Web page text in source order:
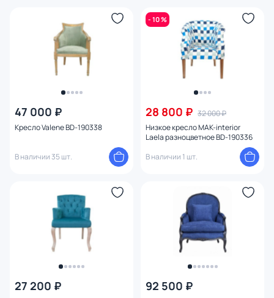
47 000 ₽
Кресло Valene BD-190338
В наличии 35 шт.
- 10 %
28 800 ₽ 32 000 ₽
Низкое кресло MAK-interior
Laela разноцветное BD-190336
В наличии 1 шт.
27 200 ₽ 92 500 ₽
Материал каркаса
Тип опоры
Цвет ножек
Ширина (см)
Высота (см)
Высота сиденья (см)